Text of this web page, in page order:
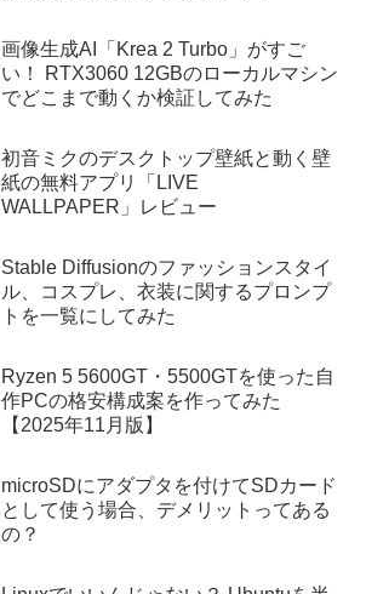
画像生成AI「Krea 2 Turbo」がすご
い！ RTX3060 12GBのローカルマシン
でどこまで動くか検証してみた
初音ミクのデスクトップ壁紙と動く壁
紙の無料アプリ「LIVE
WALLPAPER」レビュー
Stable Diffusionのファッションスタイ
ル、コスプレ、衣装に関するプロンプ
トを一覧にしてみた
Ryzen 5 5600GT・5500GTを使った自
作PCの格安構成案を作ってみた
【2025年11月版】
microSDにアダプタを付けてSDカード
として使う場合、デメリットってある
の？